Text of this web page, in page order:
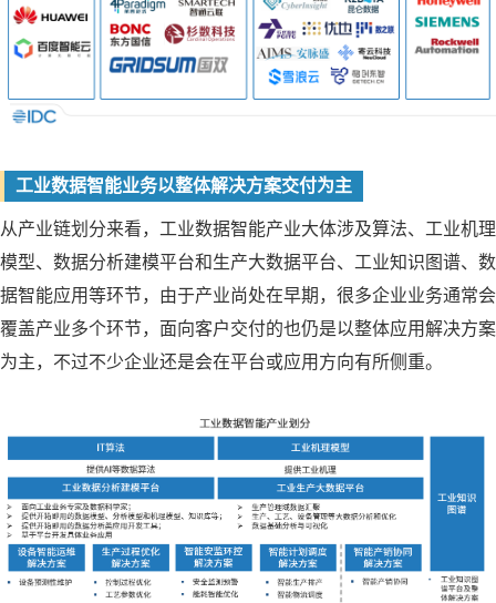
工业数据智能业务以整体解决方案交付为主
从产业链划分来看，工业数据智能产业大体涉及算法、工业机理
模型、数据分析建模平台和生产大数据平台、工业知识图谱、数
据智能应用等环节，由于产业尚处在早期，很多企业业务通常会
覆盖产业多个环节，面向客户交付的也仍是以整体应用解决方案
为主，不过不少企业还是会在平台或应用方向有所侧重。